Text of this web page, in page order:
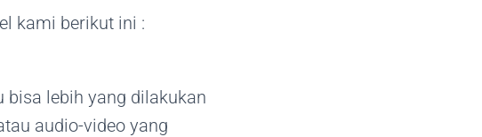
kami berikut ini :
bisa lebih yang dilakukan
audio-video yang